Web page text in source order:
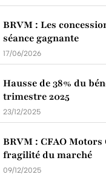
BRVM : Les
séance gagnante
17/06/2026
Hausse de 38% du
trimestre 2025
23/12/2025
BRVM : CFAO
fragilité du marché
09/12/2025